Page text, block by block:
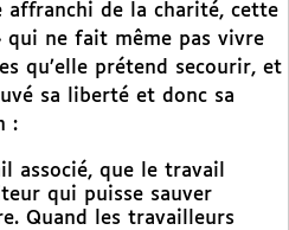
affranchi de la charité, cette
ne fait même pas vivre
qu’elle prétend secourir, et
sa liberté et donc sa
:
associé, que le travail
qui puisse sauver
Quand les travailleurs